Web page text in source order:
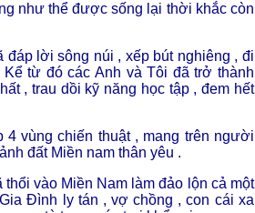
như thể được sống lại thời khắc còn
lời sông núi , xếp bút nghiêng , đi
từ đó các Anh và Tôi đã trở thành
, trau dồi kỹ năng học tập , đem hết
vùng chiến thuật , mang trên người
đất Miền nam thân yêu .
vào Miền Nam làm đảo lộn cả một
Đình ly tán , vợ chồng , con cái xa